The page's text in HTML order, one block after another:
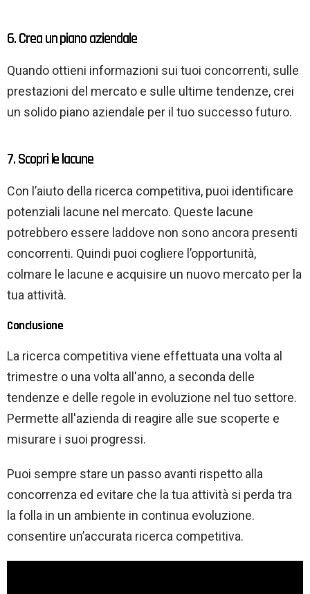
6. Crea un piano aziendale
Quando ottieni informazioni sui tuoi concorrenti, sulle
prestazioni del mercato e sulle ultime tendenze, crei
un solido piano aziendale per il tuo successo futuro.
7. Scopri le lacune
Con l’aiuto della ricerca competitiva, puoi identificare
potenziali lacune nel mercato. Queste lacune
potrebbero essere laddove non sono ancora presenti
concorrenti. Quindi puoi cogliere l’opportunità,
colmare le lacune e acquisire un nuovo mercato per la
tua attività.
Conclusione
La ricerca competitiva viene effettuata una volta al
trimestre o una volta all'anno, a seconda delle
tendenze e delle regole in evoluzione nel tuo settore.
Permette all'azienda di reagire alle sue scoperte e
misurare i suoi progressi.
Puoi sempre stare un passo avanti rispetto alla
concorrenza ed evitare che la tua attività si perda tra
la folla in un ambiente in continua evoluzione.
consentire un’accurata ricerca competitiva.